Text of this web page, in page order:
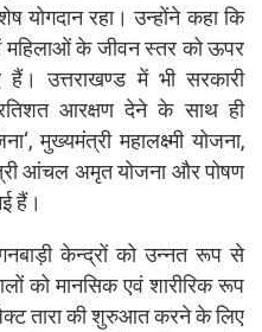
योगदान रहा। उन्होंने कहा कि
महिलाओं के जीवन स्तर को ऊपर
उत्तराखण्ड में भी सरकारी
आरक्षण देने के साथ ही
मुख्यमंत्री महालक्ष्मी योजना,
आंचल अमृत योजना और पोषण
हैं।
केन्द्रों को उन्नत रूप से
को मानसिक एवं शारीरिक रूप
तारा की शुरुआत करने के लिए